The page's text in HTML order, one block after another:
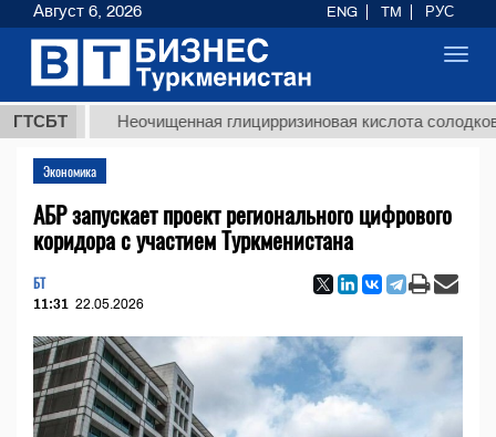
ГТСБТНеочищенная глицирризиновая кислота солодкового
Экономика
АБР запускает проект регионального цифрового
коридора с участием Туркменистана
БТ
11:31 22.05.2026
Август 6, 2026 ENG TM РУС